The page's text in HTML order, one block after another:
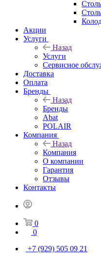
Акции
Услуги
Назад
Услуги
Сервисное
Доставка
Оплата
Бренды
Назад
Бренды
Abat
POLAIR
Компания
Назад
Компания
О компании
Гарантия
Отзывы
Контакты
0
0
+7 (929) 505 09 21